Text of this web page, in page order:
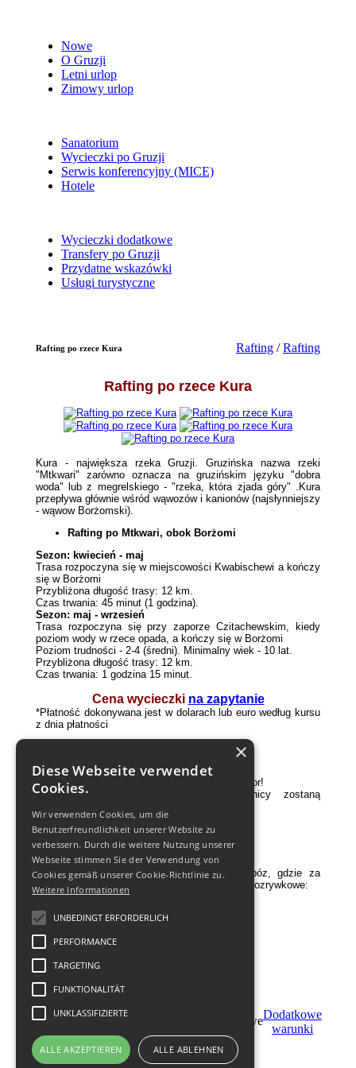
Nowe
O Gruzji
Letni urlop
Zimowy urlop
Sanatorium
Wycieczki po Gruzji
Serwis konferencyjny (MICE)
Hotele
Wycieczki dodatkowe
Transfery po Gruzji
Przydatne wskazówki
Usługi turystyczne
Rafting po rzece Kura Rafting /Rafting
Rafting po rzece Kura
Kura - największa rzeka Gruzji. Gruzińska nazwa rzeki
"Mtkwari" zarówno oznacza na gruzińskim języku "dobra
woda" lub z megrelskiego - "rzeka, która zjada góry" .Kura
przepływa głównie wśród wąwozów i kanionów (najsłynniejszy
- wąwow Borżomski).
Rafting po Mtkwari, obok Borżomi
Sezon: kwiecień - maj
Trasa rozpoczyna się w miejscowości Kwabischewi a kończy
się w Borżomi
Przybliżona długość trasy: 12 km.
Czas trwania: 45 minut (1 godzina).
Sezon: maj - wrzesień
Trasa rozpoczyna się przy zaporze Czitachewskim, kiedy
poziom wody w rzece opada, a kończy się w Borżomi
Poziom trudności - 2-4 (średni). Minimalny wiek - 10 lat.
Przybliżona długość trasy: 12 km.
Czas trwania: 1 godzina 15 minut.
Cena wycieczki na zapytanie
*Płatność dokonywana jest w dolarach lub euro według kursu
z dnia płatności
Rafting;
W każdej łódzi wykwalifikowany instruktor!
Przed raftingem, wszyscy uczestnicy zostaną
Cena nie zawiera:
Transfer Tbilisi - rafting - Tbilisi
W Borjomi jest specjalnie zorganizowany obóz, gdzie za
opłatę dodatkową
zorganizowane są imprezy rozrywkowe:
Wspinaczka- 4 € od osoby;
Jazda na ATV
Dodatkowe
warunki
×
Diese Webseite verwendet
Cookies.
Wir verwenden Cookies, um die
Benutzerfreundlichkeit unserer Website zu
verbessern. Durch die weitere Nutzung unserer
Webseite stimmen Sie der Verwendung von
Cookies gemäß unserer Cookie-Richtlinie zu.
Weitere Informationen
UNBEDINGT ERFORDERLICH
PERFORMANCE
TARGETING
FUNKTIONALITÄT
UNKLASSIFIZIERTE
ALLE AKZEPTIEREN ALLE ABLEHNEN